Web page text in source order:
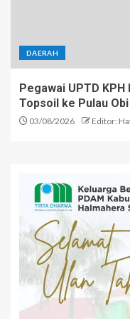
DAERAH
Pegawai UPTD
Topsoil ke Pulau Obi
03/08/2026 Editor: